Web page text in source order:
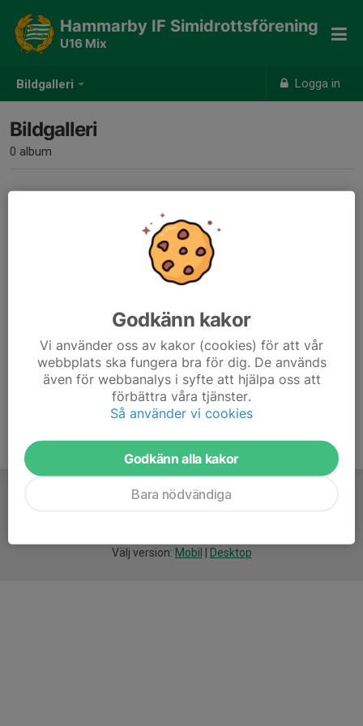
Bildgalleri Logga in
Hammarby IF Simidrottsförening
U16 Mix
Bildgalleri
0 album
Inga album skapade
Välj version: Mobil Desktop
Godkänn kakor
Vi använder oss av kakor (cookies) för att vår
webbplats ska fungera bra för dig. De används
även för webbanalys i syfte att hjälpa oss att
förbättra våra tjänster.
Så använder vi cookies
Godkänn alla kakor
Bara nödvändiga